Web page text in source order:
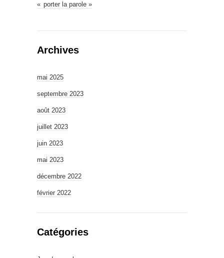
« porter la parole »
Archives
mai 2025
septembre 2023
août 2023
juillet 2023
juin 2023
mai 2023
décembre 2022
février 2022
Catégories